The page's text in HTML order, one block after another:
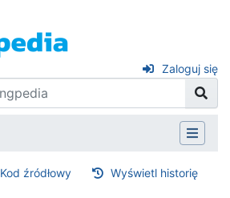
Zaloguj się
Kod źródłowy Wyświetl historię